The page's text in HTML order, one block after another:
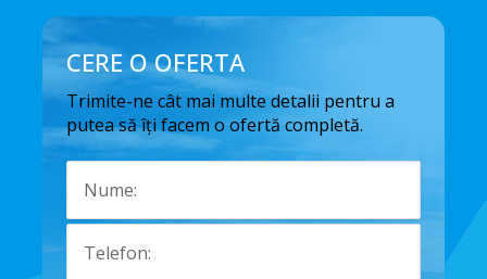
CERE O OFERTA
Trimite-ne cât mai multe detalii pentru a
putea să îți facem o ofertă completă.